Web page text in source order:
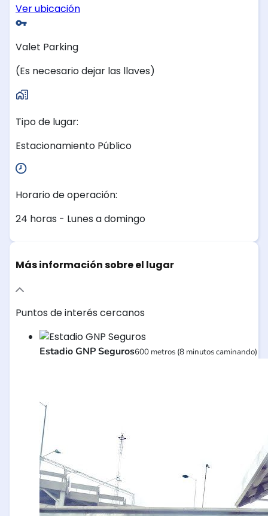
Ver ubicación
Valet Parking
(Es necesario dejar las llaves)
Tipo de lugar:
Estacionamiento Público
Horario de operación:
24 horas - Lunes a domingo
Más información sobre el lugar
Puntos de interés cercanos
Estadio GNP Seguros600 metros (8 minutos caminando)